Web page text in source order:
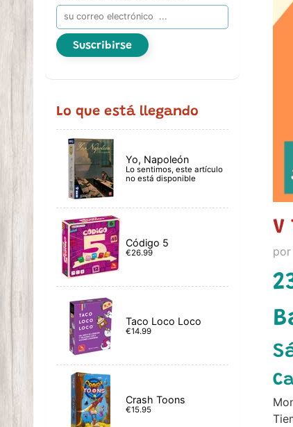
Suscribirse
Lo que está llegando
Yo, Napoleón
Lo sentimos, este artículo
no está disponible
Código 5
€26.99
Taco Loco Loco
€14.99
Crash Toons
€15.95
V